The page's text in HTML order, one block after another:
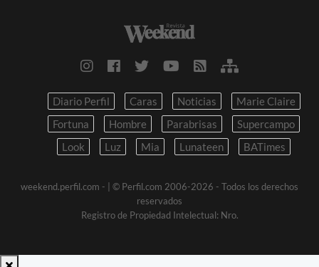
Diario Perfil Caras Noticias
Marie Claire
Fortuna
Hombre Parabrisas
Supercampo
Look
Luz Mia Lunateen BATimes
weekend.perfil.com -
| © Perfil.com 2006-2026 - Todos los derechos
reservados
Registro de Propiedad Intelectual: Nro.